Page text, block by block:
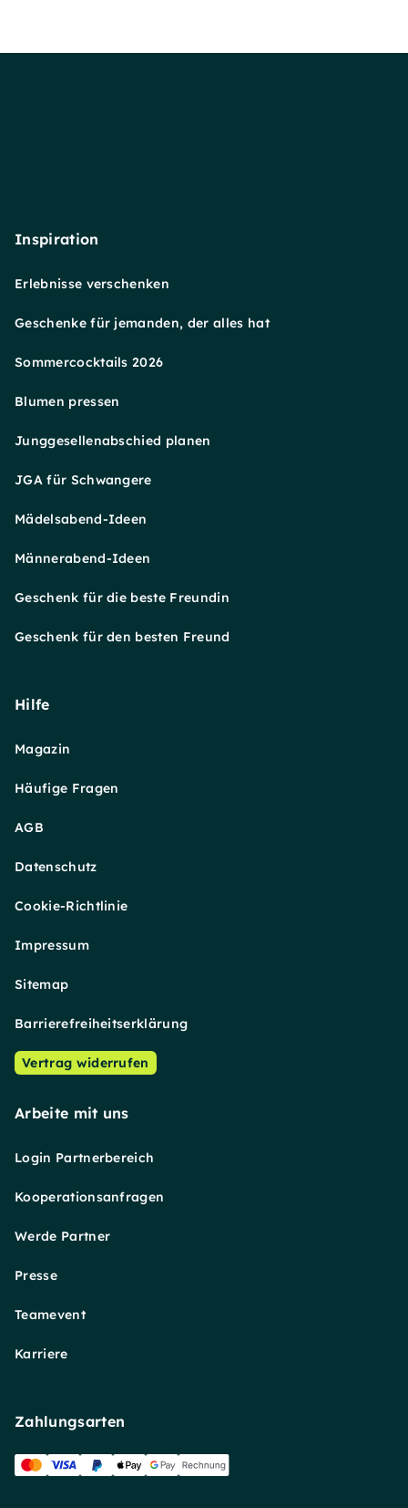
Inspiration
Erlebnisse verschenken
Geschenke für jemanden, der alles hat
Sommercocktails 2026
Blumen pressen
Junggesellenabschied planen
JGA für Schwangere
Mädelsabend-Ideen
Männerabend-Ideen
Geschenk für die beste Freundin
Geschenk für den besten Freund
Hilfe
Magazin
Häufige Fragen
AGB
Datenschutz
Cookie-Richtlinie
Impressum
Sitemap
Barrierefreiheitserklärung
Vertrag widerrufen
Arbeite mit uns
Login Partnerbereich
Kooperationsanfragen
Werde Partner
Presse
Teamevent
Karriere
Zahlungsarten